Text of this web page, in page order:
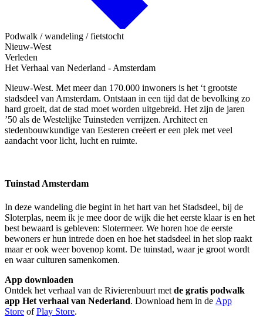
Podwalk / wandeling / fietstocht
Nieuw-West
Verleden
Het Verhaal van Nederland - Amsterdam
Nieuw-West. Met meer dan 170.000 inwoners is het ‘t grootste
stadsdeel van Amsterdam. Ontstaan in een tijd dat de bevolking zo
hard groeit, dat de stad moet worden uitgebreid. Het zijn de jaren
’50 als de Westelijke Tuinsteden verrijzen. Architect en
stedenbouwkundige van Eesteren creëert er een plek met veel
aandacht voor licht, lucht en ruimte.
Tuinstad Amsterdam
In deze wandeling die begint in het hart van het Stadsdeel, bij de
Sloterplas, neem ik je mee door de wijk die het eerste klaar is en het
best bewaard is gebleven: Slotermeer. We horen hoe de eerste
bewoners er hun intrede doen en hoe het stadsdeel in het slop raakt
maar er ook weer bovenop komt. De tuinstad, waar je groot wordt
en waar culturen samenkomen.
App downloaden
Ontdek het verhaal van de Rivierenbuurt met de gratis podwalk
app Het verhaal van Nederland. Download hem in de App
Store ofPlay Store.